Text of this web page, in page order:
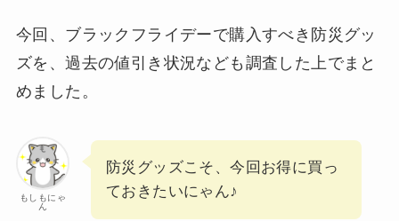
今回、ブラックフライデーで購入すべき防災グッ
ズを、過去の値引き状況なども調査した上でまと
めました。
もしもにゃ
ん
防災グッズこそ、今回お得に買っ
ておきたいにゃん♪